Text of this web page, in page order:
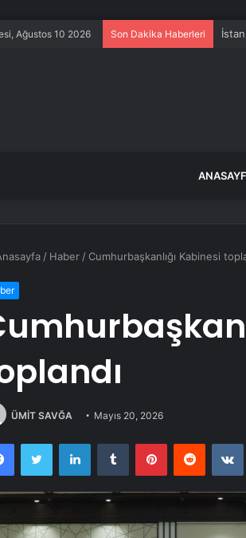
Ağustos 10 2026 Son Dakika Haberleri
/ Haber / Cumhurbaşkanlığı Kabinesi
ÜMİT SAVĞA Mayıs 20, 2026
FacebookTwitter LinkedInTumblr PinterestReddit